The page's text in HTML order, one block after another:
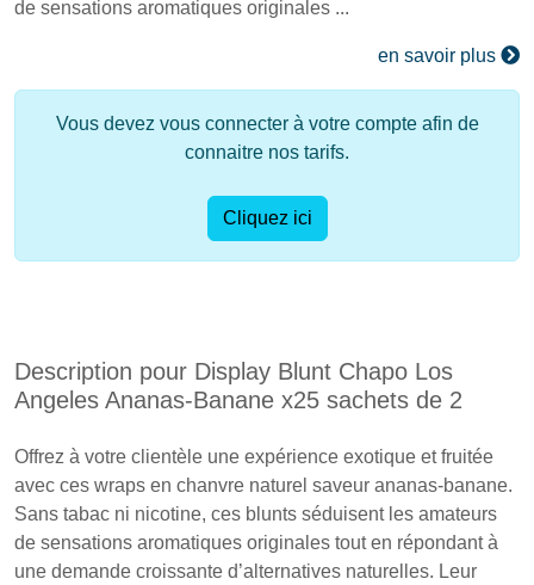
de sensations aromatiques originales ...
en savoir plus
Vous devez vous connecter à votre compte afin de
connaitre nos tarifs.
Cliquez ici
Description pour Display Blunt Chapo Los
Angeles Ananas-Banane x25 sachets de 2
Offrez à votre clientèle une expérience exotique et fruitée
avec ces wraps en chanvre naturel saveur ananas-banane.
Sans tabac ni nicotine, ces blunts séduisent les amateurs
de sensations aromatiques originales tout en répondant à
une demande croissante d’alternatives naturelles. Leur